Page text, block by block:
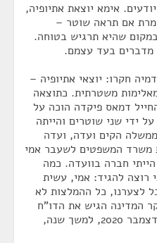
אימא יוצאת אתיופיה,
אם תראה שוטר –
שהיא תרגיש בטוחה.
מדברים בעד עצמם.
חקרו: יוצאי אתיופיה –
משטרתית. כתוצאה
שהחייל דמאס פיקדה הוכה על
ידי שני שוטרים והייתה
הקים ועדה, ועדה
משרד המשפטים לשעבר אמי
חברה בוועדה. כמה
רוצה להגיד: אמי, עשית
לצערנו, כל ההמלצות לא
המדינה הגיש את הדו"ח
שלו, הדו"ח מדצמבר 2019 ועד דצמבר 2020, למשך שנה,